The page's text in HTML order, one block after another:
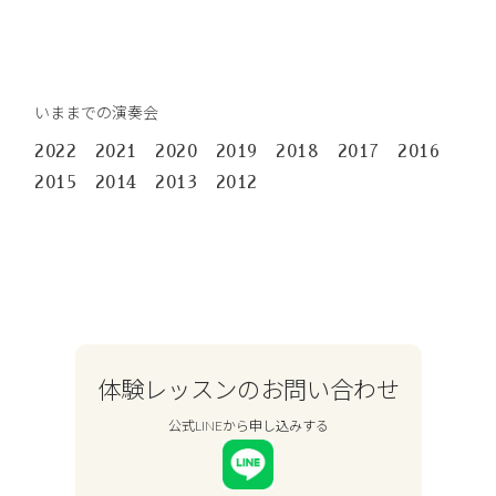
いままでの演奏会
2022 2021 2020 2019 2018 2017
2016
2015
2014 2013 2012
体験レッスンのお問い合わせ
公式LINEから申し込みする